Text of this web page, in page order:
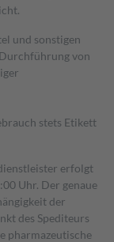
und sonstigen
von
stets Etikett
erfolgt
Uhr. Der genaue
der
des Spediteurs
pharmazeutische